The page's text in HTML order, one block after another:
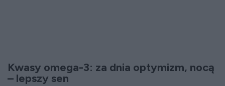
Kwasy omega-3: za dnia optymizm, nocą
– lepszy sen